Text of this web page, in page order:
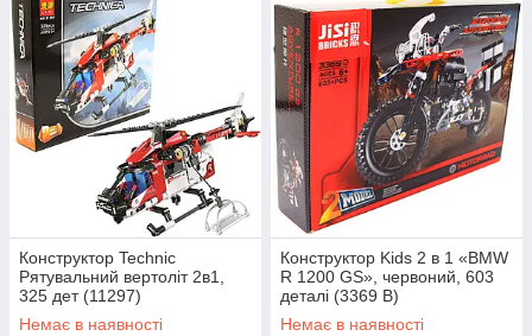
Конструктор Technic
Рятувальний вертоліт 2в1,
325 дет (11297)
Немає в наявності
Конструктор Kids 2 в 1 «BMW
R 1200 GS», червоний, 603
деталі (3369 B)
Немає в наявності